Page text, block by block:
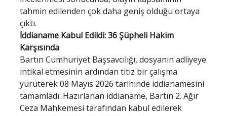
tahmin edilenden çok daha geniş olduğu ortaya
çıktı.
İddianame Kabul Edildi: 36 Şüpheli Hakim
Karşısında
Bartın Cumhuriyet Başsavcılığı, dosyanın adliyeye
intikal etmesinin ardından titiz bir çalışma
yürüterek 08 Mayıs 2026 tarihinde iddianamesini
tamamladı. Hazırlanan iddianame, Bartın 2. Ağır
Ceza Mahkemesi tarafından kabul edilerek